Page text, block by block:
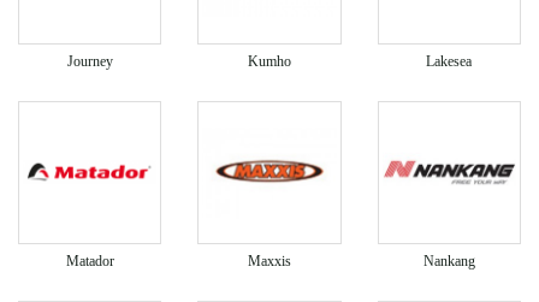
Journey Kumho Lakesea
Matador Maxxis Nankang